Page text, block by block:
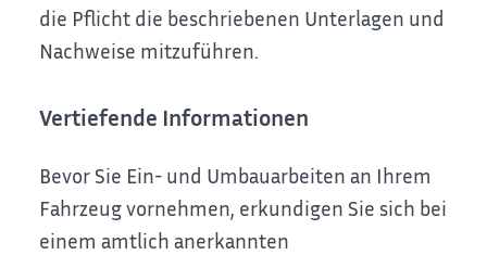
die Pflicht die beschriebenen Unterlagen und
Nachweise mitzuführen.
Vertiefende Informationen
Bevor Sie Ein- und Umbauarbeiten an Ihrem
Fahrzeug vornehmen, erkundigen Sie sich bei
einem amtlich anerkannten